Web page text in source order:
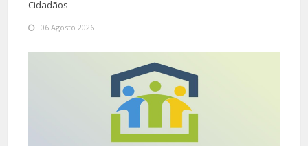
Cidadãos
06 Agosto 2026